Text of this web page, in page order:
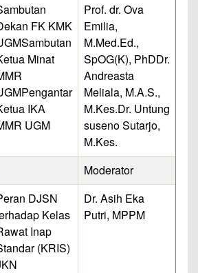
FK KMK
Sambutan
Minat
Pengantar
IKA
UGM
Prof. dr. Ova
Emilia,
M.Med.Ed.,
SpOG(K), PhDDr.
Andreasta
Meliala, M.A.S.,
M.Kes.Dr. Untung
suseno Sutarjo,
M.Kes.
Moderator
DJSN
Kelas
Inap
(KRIS)
Dr. Asih Eka
Putri, MPPM